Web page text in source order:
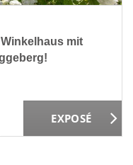
mit